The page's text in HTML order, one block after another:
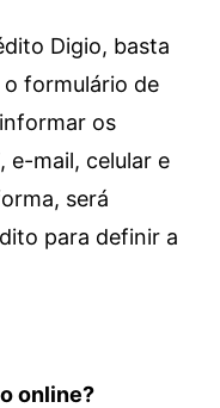
Digio, basta
formulário de
os
e-mail, celular e
será
para definir a
online?